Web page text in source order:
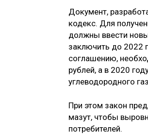
Документ,
кодекс. Для
должны ввести
заключить до 2022
соглашению,
рублей, а в 2020
углеводородного
При этом закон
мазут, чтобы
потребителей.